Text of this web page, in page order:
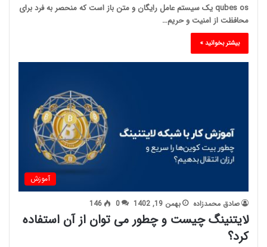
qubes os یک سیستم عامل رایگان و متن باز است که منحصر به فرد برای
محافظت از امنیت و حریم…
بیشتر بخوانید »
آموزش
صادق محمدزاده بهمن 19, 1402 0
146
لایتنینگ چیست و چطور می توان از آن استفاده
کرد؟